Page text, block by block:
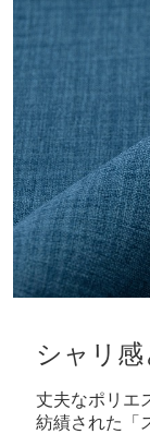
シャリ
丈夫なポリエ
紡績された「